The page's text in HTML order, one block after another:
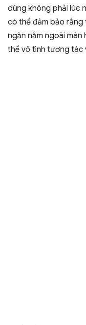
dùng không phải lúc
có thể đảm bảo
ngăn nằm ngoài màn
thể vô tình tương tác